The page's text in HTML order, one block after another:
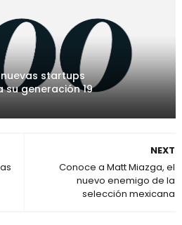
startups
generación 19
NEXT
Conoce a Matt Miazga, el
nuevo enemigo de la
selección mexicana